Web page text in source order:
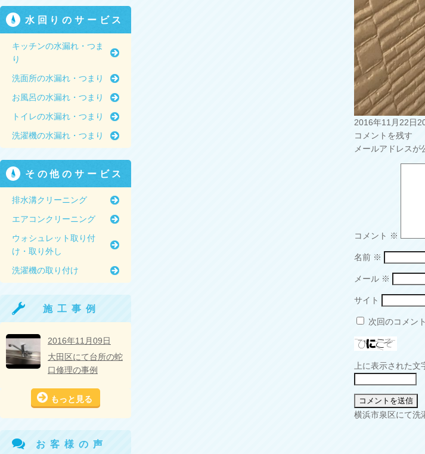
投
稿
日:
2016年11月22日
コメントを残す
メールアドレスが
コメント ※
名前 ※
メール ※
サイト
次回のコメン
上に表示された文
投
横浜市泉区にて洗
水回りのサービス
キッチンの水漏れ・つま
り
洗面所の水漏れ・つまり
お風呂の水漏れ・つまり
トイレの水漏れ・つまり
洗濯機の水漏れ・つまり
その他のサービス
排水溝クリーニング
エアコンクリーニング
ウォシュレット取り付
け・取り外し
洗濯機の取り付け
施工事例
2016年11月09日
大田区にて台所の蛇
口修理の事例
もっと見る
お客様の声